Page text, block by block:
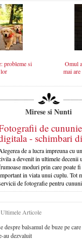
probleme si
Omul
mai
Mirese si Nunti
de
- schimbari
de a lucra impreuna cu
a devenit in ultimele decenii
moduri prin care poate
in viata unui cuplu. Tot
de fotografie pentru
Articole
despre balsamul de buze pe
au dezvaluit